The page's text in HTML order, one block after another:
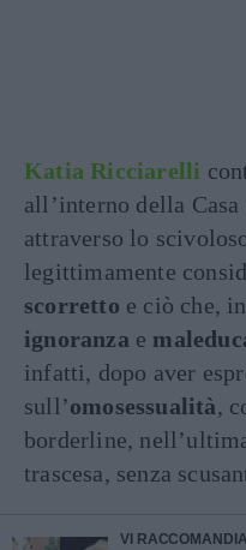
Katia Ricciarelli
all’interno della Casa
attraverso lo
legittimamente
scorretto e ciò che,
ignoranza e
infatti, dopo aver
sull’omosessualità,
borderline,
trascesa, senza
VI